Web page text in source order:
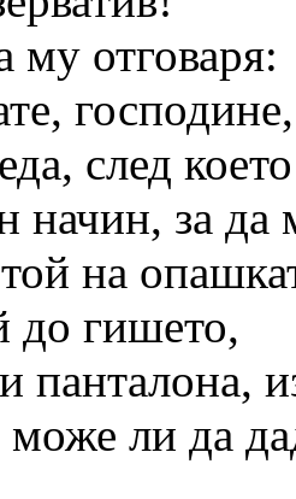
му отговаря:
след
начин, за да
на
до гишето,
панталона,
ли да